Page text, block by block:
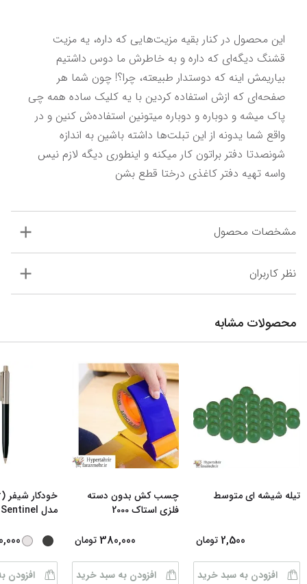
واسه تهیه دفتر کاغذی درختا قطع بشن
مشخصات محصول
نظر کاربران
محصولات مشابه
تیله شیشه ای متوسط
2,500 تومان
افزودن به سبد خرید
چسب کش بدون دسته
فلزی استاک 2000
380,000 تومان
افزودن به سبد خرید
مدل Sentinel رن
افزودن